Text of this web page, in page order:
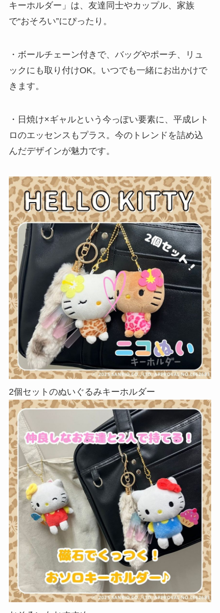
キーホルダー」は、友達同士やカップル、家族
で“おそろい”にぴったり。
・ボールチェーン付きで、バッグやポーチ、リュ
ックにも取り付けOK。いつでも一緒にお出かけで
きます。
・日焼け×ギャルという今っぽい要素に、平成レト
ロのエッセンスもプラス。今のトレンドを詰め込
んだデザインが魅力です。
2個セットのぬいぐるみキーホルダー